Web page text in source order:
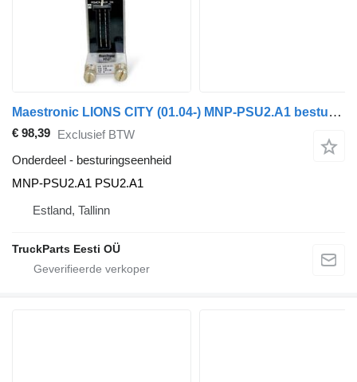
Maestronic LIONS CITY (01.04-) MNP-PSU2.A1 besturingseenheid voor MAN bus
€ 98,39 Exclusief BTW
Onderdeel - besturingseenheid
MNP-PSU2.A1 PSU2.A1
Estland, Tallinn
TruckParts Eesti OÜ